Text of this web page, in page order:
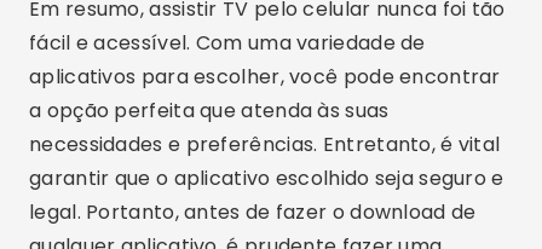
Compartilhe: